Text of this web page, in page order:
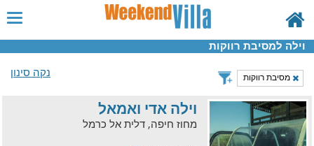
וילה למסיבת רווקות
נקה סינון
מסיבת רווקות
וילה אדי ואמאל
מחוז חיפה, דלית אל כרמל